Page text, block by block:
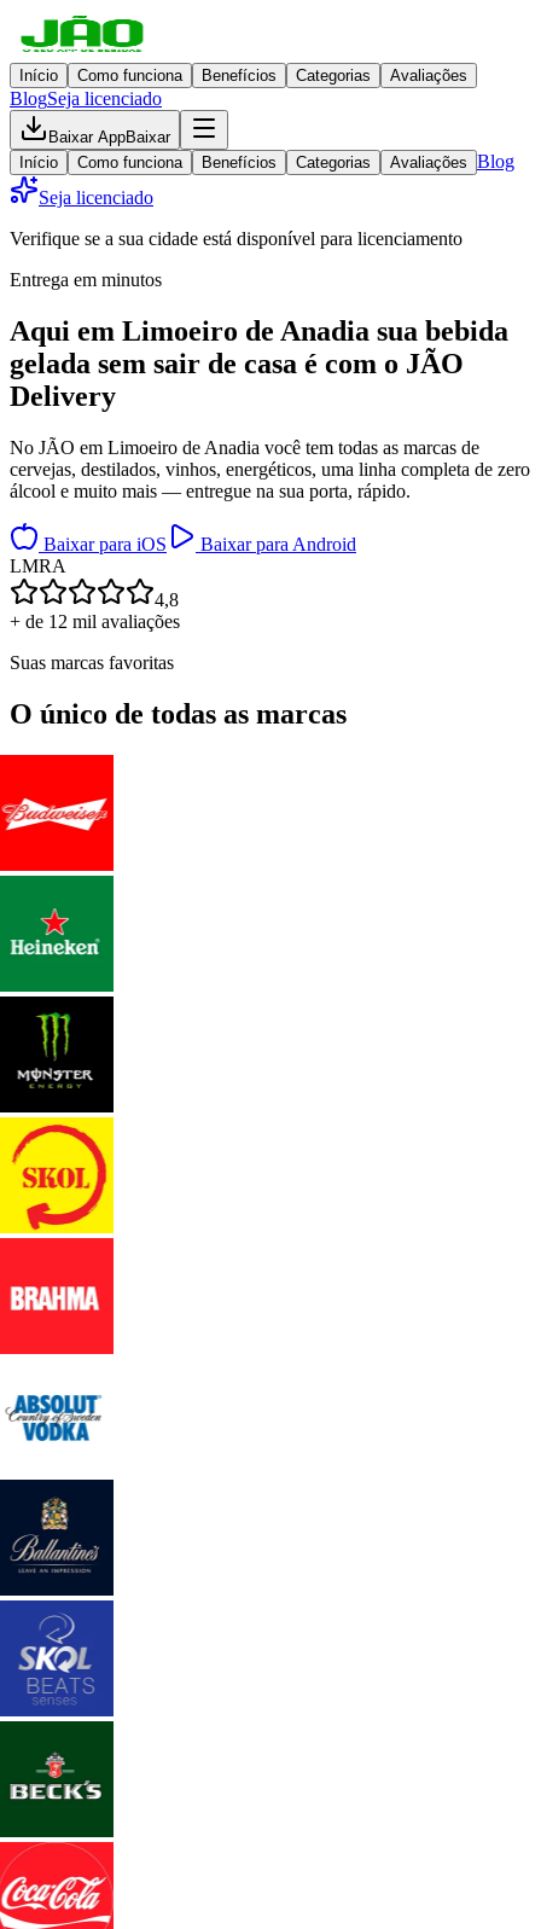
Início Como funciona Benefícios Categorias Avaliações
BlogSeja licenciado
Baixar AppBaixar
Início
Como funciona Benefícios Categorias Avaliações Blog
Seja licenciado
Verifique se a sua cidade está disponível para licenciamento
Entrega em minutos
Aqui em Limoeiro de Anadia sua bebida
gelada sem sair de casa é com o JÃO
Delivery
No JÃO em Limoeiro de Anadia você tem todas as marcas de
cervejas, destilados, vinhos, energéticos, uma linha completa de zero
álcool e muito mais — entregue na sua porta, rápido.
Baixar para iOS
Baixar para Android
LMRA
4,8
+ de 12 mil avaliações
Suas marcas favoritas
O único de todas as marcas